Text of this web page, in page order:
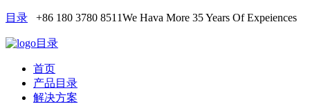
目录 +86 180 3780 8511We Hava More 35 Years Of Expeiences
目录
首页
产品目录
解决方案